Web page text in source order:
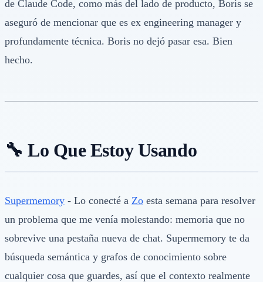
de Claude Code, como más del lado de producto, Boris se
aseguró de mencionar que es ex engineering manager y
profundamente técnica. Boris no dejó pasar esa. Bien
hecho.
🔧 Lo Que Estoy Usando
Supermemory - Lo conecté a Zo esta semana para resolver
un problema que me venía molestando: memoria que no
sobrevive una pestaña nueva de chat. Supermemory te da
búsqueda semántica y grafos de conocimiento sobre
cualquier cosa que guardes, así que el contexto realmente